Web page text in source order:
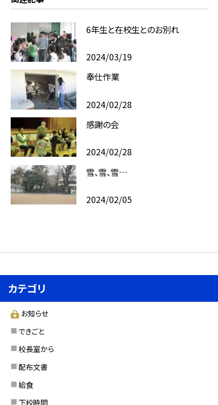
6年生と在校生とのお別れ
2024/03/19
奉仕作業
2024/02/28
感謝の会
2024/02/28
雪、雪、雪…
2024/02/05
カテゴリ
お知らせ
できごと
校長室から
配布文書
給食
下校時間